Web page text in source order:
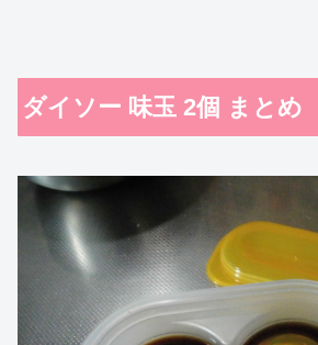
ダイソー 味玉 2個 まとめ